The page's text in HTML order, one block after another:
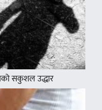
सकुशल उद्धार